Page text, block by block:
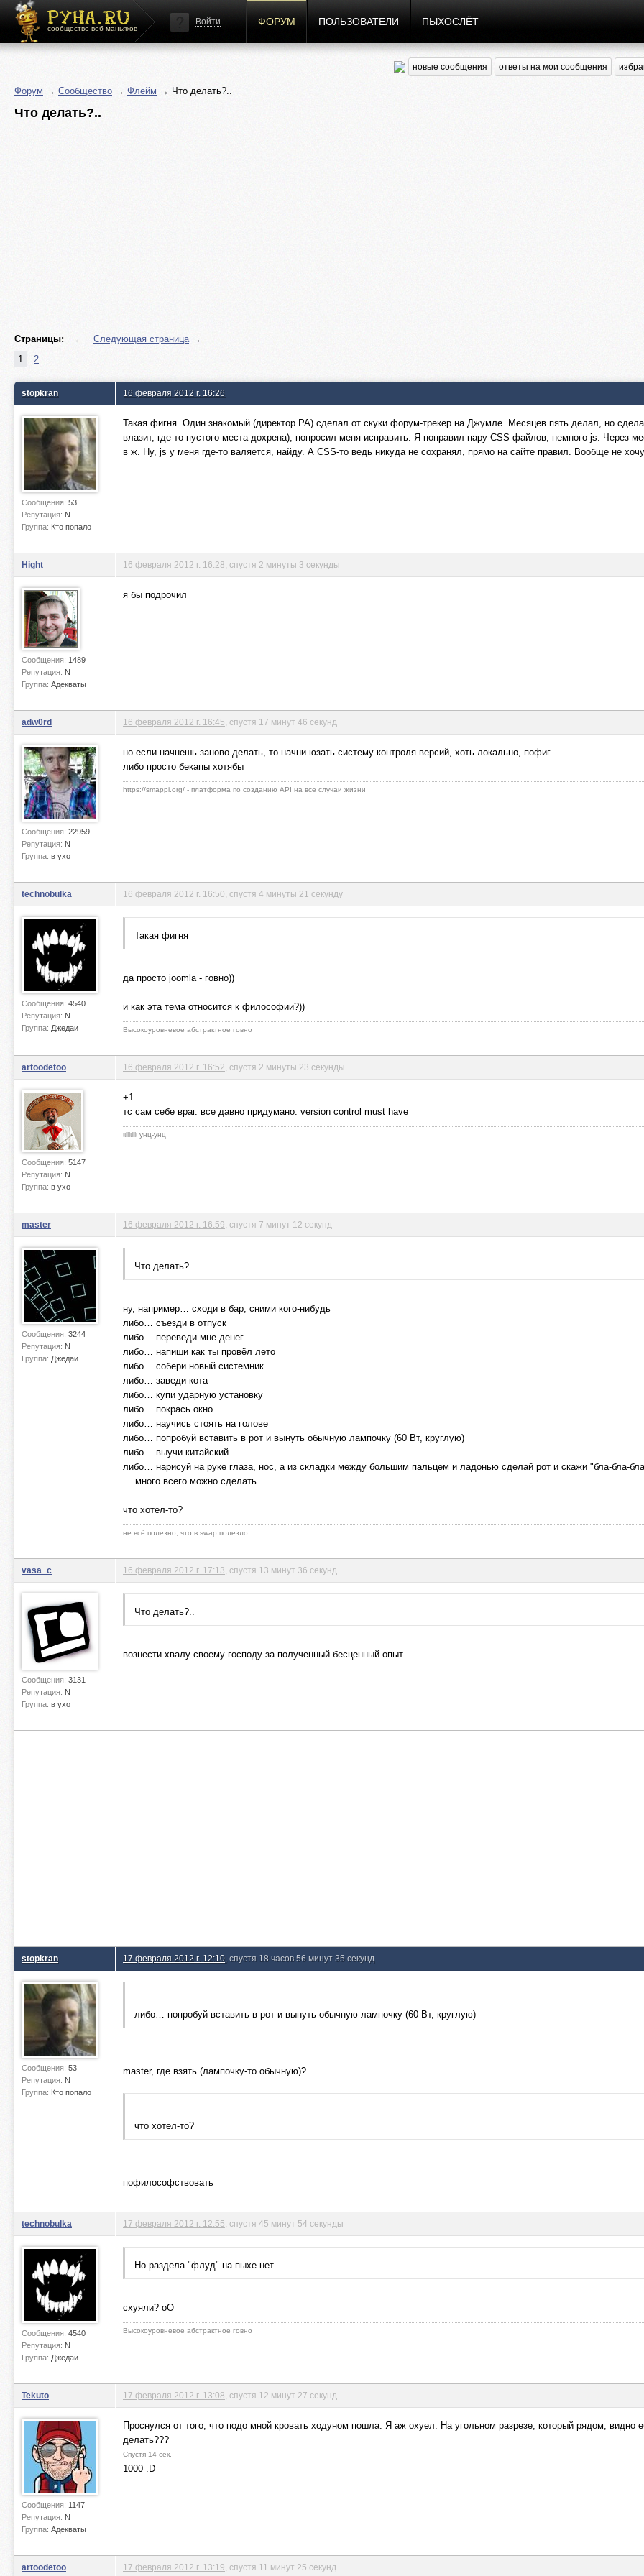
сообщество веб-маньяков
Войти ФОРУМ ПОЛЬЗОВАТЕЛИ ПЫХОСЛЁТ
новые сообщения ответы на мои сообщения
Форум → Сообщество → Флейм → Что делать?..
Что делать?..
Страницы: ← Следующая страница→
1
2
stopkran
Сообщения: 53
Репутация: N
Группа: Кто попало
16 февраля 2012 г. 16:26
Такая фигня. Один знакомый (директор РА) сделал от скуки форум-трекер на Джумле. Месяцев пять делал, но
влазит, где-то пустого места дохрена), попросил меня исправить. Я поправил пару CSS файлов, немного js. Через
в ж. Ну, js у меня где-то валяется, найду. А CSS-то ведь никуда не сохранял, прямо на сайте правил. Вообще не
Hight
Сообщения: 1489
Репутация: N
Группа: Адекваты
16 февраля 2012 г. 16:28 , спустя 2 минуты 3 секунды
я бы подрочил
adw0rd
Сообщения: 22959
Репутация: N
Группа: в ухо
16 февраля 2012 г. 16:45 , спустя 17 минут 46 секунд
но если начнешь заново делать, то начни юзать систему контроля версий, хоть локально, пофиг
либо просто бекапы хотябы
https://smappi.org/ - платформа по созданию API на все случаи жизни
technobulka
Сообщения: 4540
Репутация: N
Группа: Джедаи
16 февраля 2012 г. 16:50 , спустя 4 минуты 21 секунду
Такая фигня
да просто joomla - говно))
и как эта тема относится к философии?))
Высокоуровневое абстрактное говно
artoodetoo
Сообщения: 5147
Репутация: N
Группа: в ухо
16 февраля 2012 г. 16:52 , спустя 2 минуты 23 секунды
+1
тс сам себе враг. все давно придумано. version control must have
ιιlllιlllι унц-унц
master
Сообщения: 3244
Репутация: N
Группа: Джедаи
16 февраля 2012 г. 16:59 , спустя 7 минут 12 секунд
Что делать?..
ну, например… сходи в бар, сними кого-нибудь
либо… съезди в отпуск
либо… переведи мне денег
либо… напиши как ты провёл лето
либо… собери новый системник
либо… заведи кота
либо… купи ударную установку
либо… покрась окно
либо… научись стоять на голове
либо… попробуй вставить в рот и вынуть обычную лампочку (60 Вт, круглую)
либо… выучи китайский
либо… нарисуй на руке глаза, нос, а из складки между большим пальцем и ладонью сделай рот и скажи "бла-бла-
… много всего можно сделать
что хотел-то?
не всё полезно, что в swap полезло
vasa_c
Сообщения: 3131
Репутация: N
Группа: в ухо
16 февраля 2012 г. 17:13 , спустя 13 минут 36 секунд
Что делать?..
вознести хвалу своему господу за полученный бесценный опыт.
stopkran
Сообщения: 53
Репутация: N
Группа: Кто попало
17 февраля 2012 г. 12:10 , спустя 18 часов 56 минут 35 секунд
либо… попробуй вставить в рот и вынуть обычную лампочку (60 Вт, круглую)
master, где взять (лампочку-то обычную)?
что хотел-то?
пофилософствовать
technobulka
Сообщения: 4540
Репутация: N
Группа: Джедаи
17 февраля 2012 г. 12:55 , спустя 45 минут 54 секунды
Но раздела "флуд" на пыхе нет
схуяли? оО
Высокоуровневое абстрактное говно
Tekuto
Сообщения: 1147
Репутация: N
Группа: Адекваты
17 февраля 2012 г. 13:08 , спустя 12 минут 27 секунд
Проснулся от того, что подо мной кровать ходуном пошла. Я аж охуел. На угольном разрезе, который рядом,
делать???
Спустя 14 сек.
1000 :D
artoodetoo 17 февраля 2012 г. 13:19 , спустя 11 минут 25 секунд